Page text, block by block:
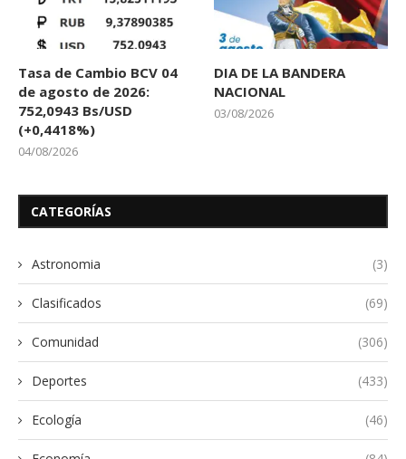
Tasa de Cambio BCV 04
de agosto de 2026:
752,0943 Bs/USD
(+0,4418%)
04/08/2026
DIA DE LA BANDERA
NACIONAL
03/08/2026
CATEGORÍAS
Astronomia (3)
Clasificados (69)
Comunidad (306)
Deportes (433)
Ecología (46)